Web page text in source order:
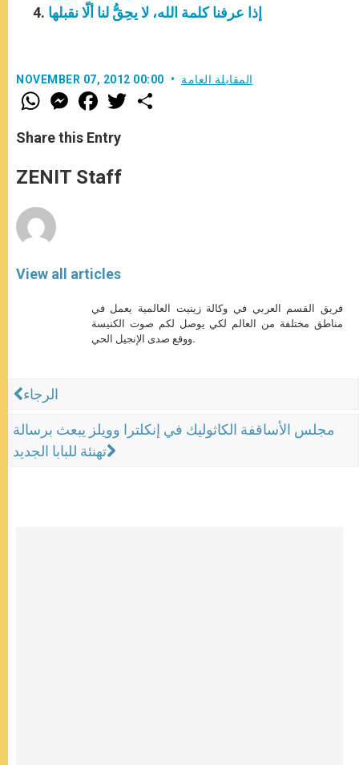
إذا عرفنا كلمة الله، لا يحِقُّ لنا ألّا نقبلها
NOVEMBER 07, 2012 00:00 المقابلة العامة
W
h
t
s
p
p
M
e
s
e
g
e
F
a
e
b
o
k
w
Share this Entry
ZENIT Staff
View all articles
فريق القسم العربي في وكالة زينيت العالمية يعمل في
مناطق مختلفة من العالم لكي يوصل لكم صوت الكنيسة
ووقع صدى الإنجيل الحي.
الرجاء
مجلس الأساقفة الكاثوليك في إنكلترا وويلز يبعث برسالة
تهنئة للبابا الجديد